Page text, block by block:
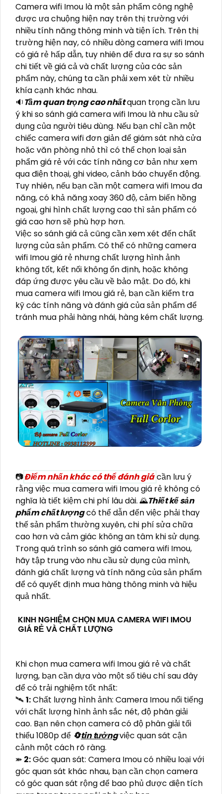
Camera wifi Imou là một sản phẩm công nghệ
được ưa chuộng hiện nay trên thị trường với
nhiều tính năng thông minh và tiện ích. Trên thị
trường hiện nay, có nhiều dòng camera wifi Imou
có giá rẻ hấp dẫn, tuy nhiên để đưa ra sự so sánh
chi tiết về giá cả và chất lượng của các sản
phẩm này, chúng ta cần phải xem xét từ nhiều
khía cạnh khác nhau.
🔉Tầm quan trọng cao nhấtquan trọng cần lưu
ý khi so sánh giá camera wifi Imou là nhu cầu sử
dụng của người tiêu dùng. Nếu bạn chỉ cần một
chiếc camera wifi đơn giản để giám sát nhà cửa
hoặc văn phòng nhỏ thì có thể chọn loại sản
phẩm giá rẻ với các tính năng cơ bản như xem
qua điện thoại, ghi video, cảnh báo chuyển động.
Tuy nhiên, nếu bạn cần một camera wifi Imou đa
năng, có khả năng xoay 360 độ, cảm biến hồng
ngoại, ghi hình chất lượng cao thì sản phẩm có
giá cao hơn sẽ phù hợp hơn.
Việc so sánh giá cả cũng cần xem xét đến chất
lượng của sản phẩm. Có thể có những camera
wifi Imou giá rẻ nhưng chất lượng hình ảnh
không tốt, kết nối không ổn định, hoặc không
đáp ứng được yêu cầu về bảo mật. Do đó, khi
mua camera wifi Imou giá rẻ, bạn cần kiểm tra
kỹ các tính năng và đánh giá của sản phẩm để
tránh mua phải hàng nhái, hàng kém chất lượng.
📷Điểm nhấn khác có thể đánh giácần lưu ý
rằng việc mua camera wifi Imou giá rẻ không có
nghĩa là tiết kiệm chi phí lâu dài. 🌄Thiết kế sản
phẩm chất lượngcó thể dẫn đến việc phải thay
thế sản phẩm thường xuyên, chi phí sửa chữa
cao hơn và cảm giác không an tâm khi sử dụng.
Trong quá trình so sánh giá camera wifi Imou,
hãy tập trung vào nhu cầu sử dụng của mình,
đánh giá chất lượng và tính năng của sản phẩm
để có quyết định mua hàng thông minh và hiệu
quả nhất.
KINH NGHIỆM CHỌN MUA CAMERA WIFI IMOU
GIÁ RẺ VÀ CHẤT LƯỢNG
Khi chọn mua camera wifi Imou giá rẻ và chất
lượng, bạn cần dựa vào một số tiêu chí sau đây
để có trải nghiệm tốt nhất:
🛰 1:Chất lượng hình ảnh: Camera Imou nổi tiếng
với chất lượng hình ảnh sắc nét, độ phân giải
cao. Bạn nên chọn camera có độ phân giải tối
thiểu 1080p để 🔄tin tưởngviệc quan sát cận
cảnh một cách rõ ràng.
⤘ 2:Góc quan sát: Camera Imou có nhiều loại với
góc quan sát khác nhau, bạn cần chọn camera
có góc quan sát rộng để bao phủ được diện tích